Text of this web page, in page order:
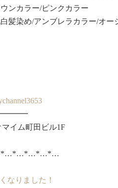
ンカラー/ピンクカラー
髪染め/アンブレラカラー/オー
イム町田ビル1F
なりました！